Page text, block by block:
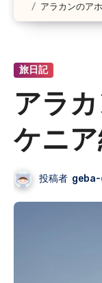
アラカンのア
旅日記
アラ
ケニア
投稿者 geba-